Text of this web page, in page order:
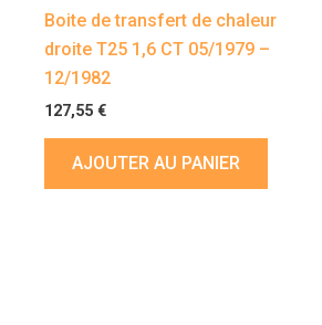
Boite de transfert de chaleur
droite T25 1,6 CT 05/1979 –
12/1982
127,55 €
AJOUTER AU PANIER